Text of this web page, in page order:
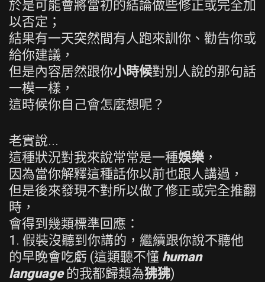
於是可能會將當初的結論做些修正或完全加
以否定；
結果有一天突然間有人跑來訓你、勸告你或
給你建議，
但是內容居然跟你小時候對別人說的那句話
一模一樣，
這時候你自己會怎麼想呢？
老實說...
這種狀況對我來說常常是一種娛樂 ，
因為當你解釋這種話你以前也跟人講過，
但是後來發現不對所以做了修正或完全推翻
時，
會得到幾類標準回應：
1. 假裝沒聽到你講的，繼續跟你說不聽他
的早晚會吃虧 (這類聽不懂 human
language的我都歸類為狒狒)